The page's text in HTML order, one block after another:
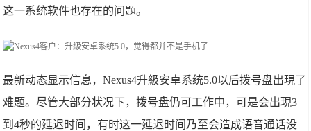
这一系统软件也存在的问题。
最新动态显示信息，Nexus4升級安卓系统5.0以后拨号盘出現了
难题。尽管大部分状况下，拨号盘仍可工作中，可是会出現3
到4秒的延迟时间，有时这一延迟时间乃至会造成语音通话没